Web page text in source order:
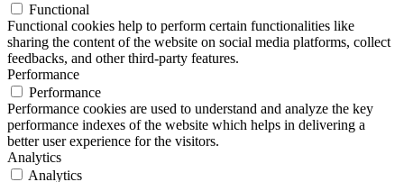
Functional
Functional cookies help to perform certain functionalities like
sharing the content of the website on social media platforms, collect
feedbacks, and other third-party features.
Performance
Performance
Performance cookies are used to understand and analyze the key
performance indexes of the website which helps in delivering a
better user experience for the visitors.
Analytics
Analytics